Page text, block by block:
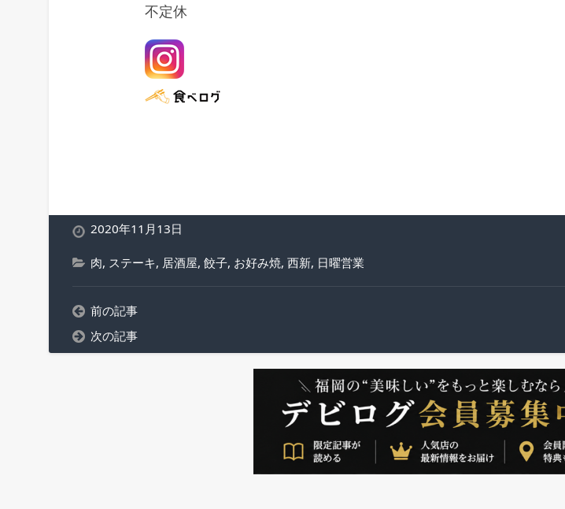
不定休
2020年11月13日
肉, ステーキ, 居酒屋, 餃子, お好み焼, 西新, 日曜営業
前の記事
次の記事